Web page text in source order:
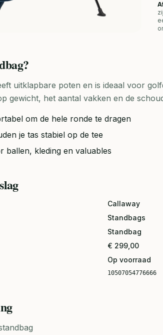
?
uitklapbare poten en is ideaal voor
gewicht, het aantal vakken en de
om de hele ronde te dragen
je tas stabiel op de tee
ballen, kleding en valuables
Callaway
Standbags
Standbag
€ 299,00
Op voorraad
10507054776666